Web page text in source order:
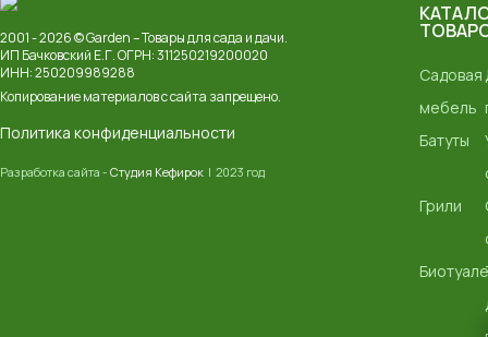
2001 - 2026 © Garden – Товары для сада и дачи.
ИП Бачковский Е.Г. ОГРН: 311250219200020
ИНН: 250209989288
Копирование материалов с сайта запрещено.
Политика конфиденциальности
Разработка сайта - Студия Кефирок | 2023 год
Садовая
мебель
Батуты
Грили